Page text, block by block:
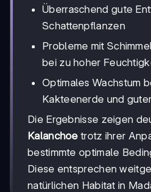
Überraschend gute
Schattenpflanzen
Probleme mit
bei zu hoher
Optimales Wachstum
Kakteenerde und
Die Ergebnisse zeigen
Kalanchoe trotz ihrer
bestimmte optimale
Diese entsprechen
natürlichen Habitat in